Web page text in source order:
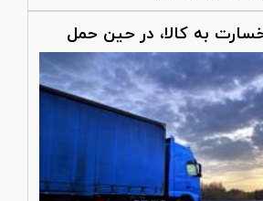
به کالا، در حین حمل